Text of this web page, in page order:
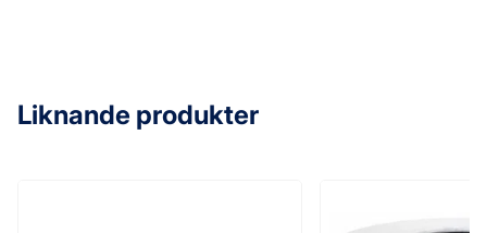
Liknande produkter